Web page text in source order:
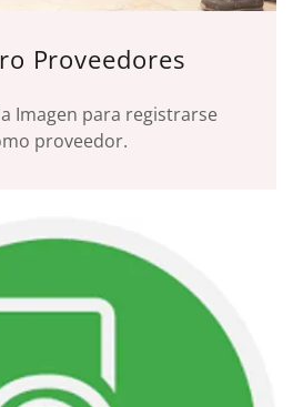
Proveedores
Imagen para registrarse
proveedor.